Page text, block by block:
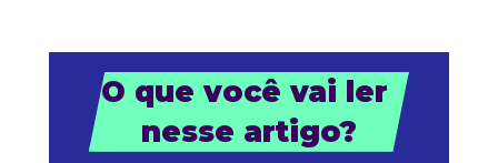
O que você vai ler
nesse artigo?